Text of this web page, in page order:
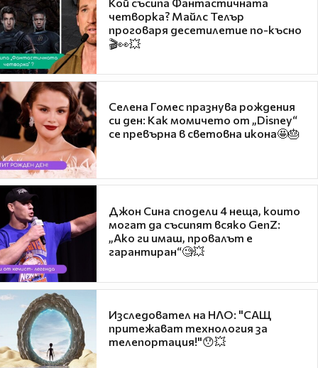
четворка? Майлс Телър
проговаря десетилетие по-късно
🎬👀💥
Селена Гомес празнува рождения
си ден: Как момичето от „Disney“
се превърна в световна икона🤩🎂
Джон Сина сподели 4 неща, които
могат да съсипят всяко GenZ:
„Ако ги имаш, провалът е
гарантиран“🧐💥
Изследовател на НЛО: "САЩ
притежават технология за
телепортация!"😯💥